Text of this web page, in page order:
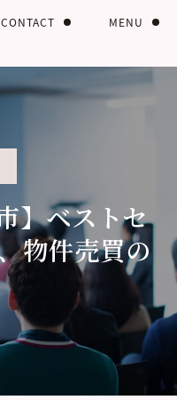
MENU
CONTACT
】ベストセ
物件売買の